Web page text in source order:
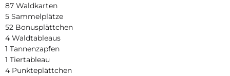
87 Waldkarten
5 Sammelplätze
52 Bonusplättchen
4 Waldtableaus
1 Tannenzapfen
1 Tiertableau
4 Punkteplättchen